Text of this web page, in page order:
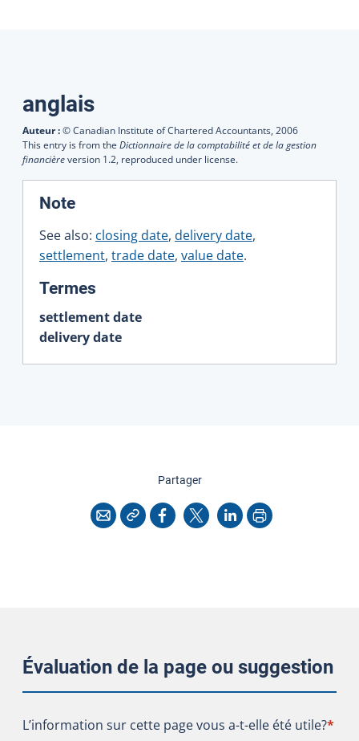
Traductions
anglais
Auteur :© Canadian Institute of Chartered Accountants, 2006
This entry is from the Dictionnaire de la comptabilité et de la gestion
financièreversion 1.2, reproduced under license.
Note:
See also: closing date, delivery date,
settlement, trade date, value date.
Termes
settlement date
delivery date
Partagercette page
CourrielCopier l'adresse
Facebook
X LinkedInImprimer
Évaluation de la page ou suggestion
L’information sur cette page vous a-t-elle été utile?
L’information sur cette page vous a-t-elle été utile?*